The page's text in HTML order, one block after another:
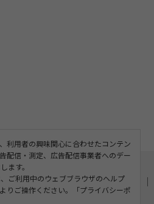
利用規約
ライバシーポリシー
お問い合わせ
運営会社
利用者の興味関心に合わせたコンテン
配信・測定、広告配信事業者へのデー
ます。
ご利用中のウェブブラウザのヘルプ
りご操作ください。「プライバシーポ